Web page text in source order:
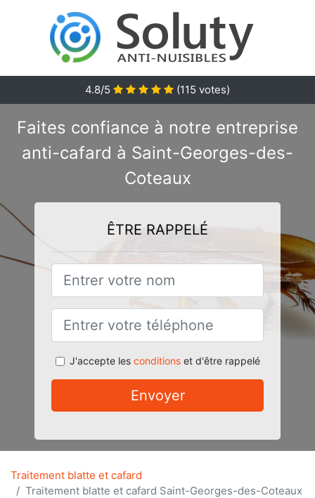
4.8/5 (115 votes)
Faites confiance à notre entreprise
anti-cafard à Saint-Georges-des-
Coteaux
ÊTRE RAPPELÉ
J'accepte les conditionset d'être rappelé
Envoyer
Traitement blatte et cafard
Traitement blatte et cafard Saint-Georges-des-Coteaux